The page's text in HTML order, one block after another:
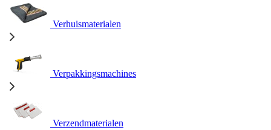
Verhuismaterialen
Verpakkingsmachines
Verzendmaterialen